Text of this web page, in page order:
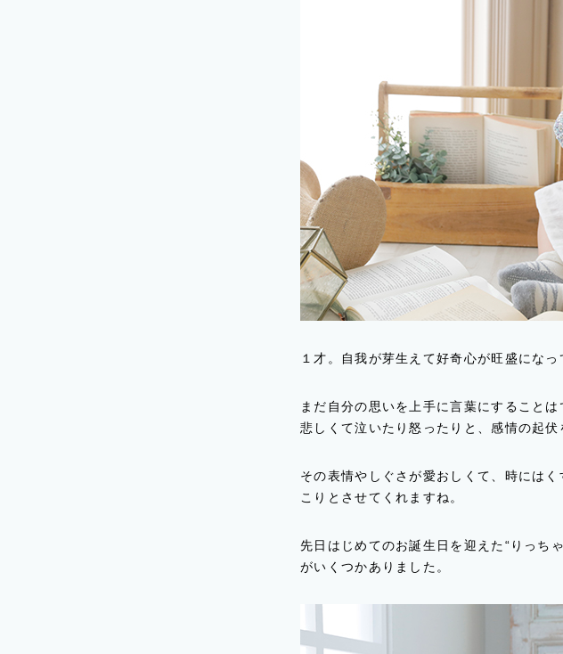
１才。自我が芽生えて好奇心が旺盛になっ
まだ自分の思いを上手に言葉にすること
悲しくて泣いたり怒ったりと、感情の起
その表情やしぐさが愛おしくて、時には
こりとさせてくれますね。
先日はじめてのお誕生日を迎えた“りっち
がいくつかありました。